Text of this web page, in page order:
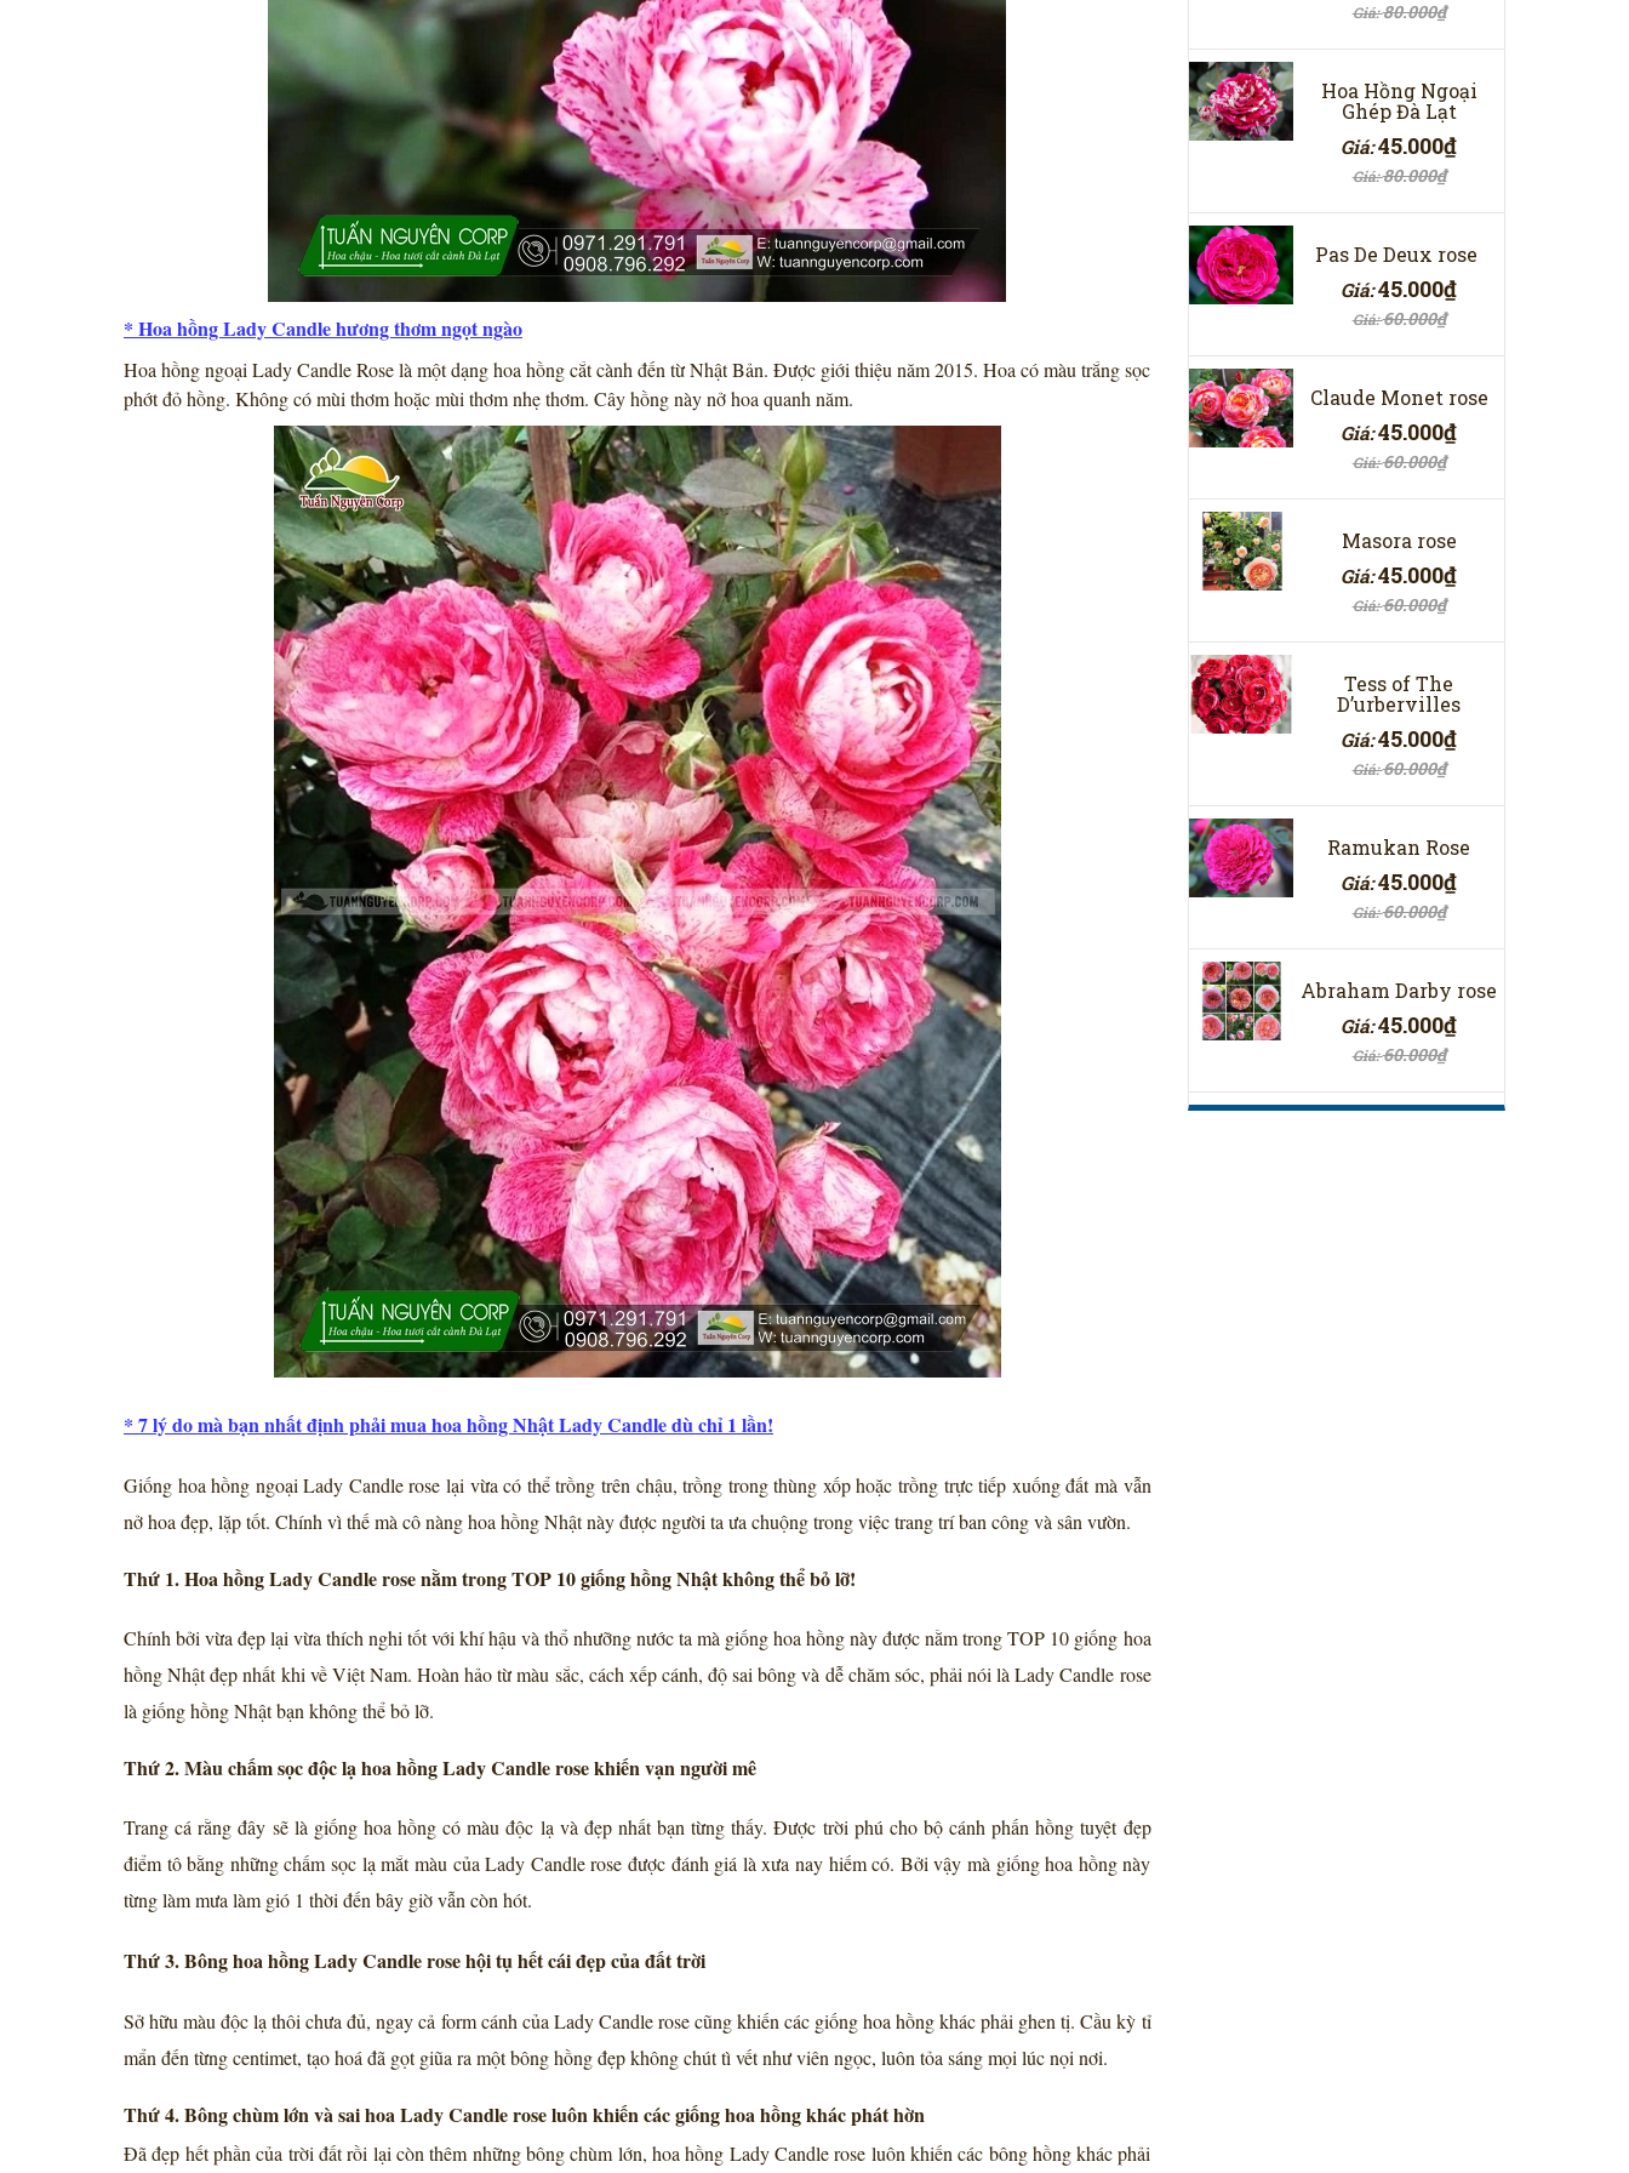
* Hoa hồng Lady Candle hương thơm ngọt ngào
Hoa hồng ngoại Lady Candle Rose là một dạng hoa hồng cắt cành đến từ Nhật Bản. Được giới thiệu năm 2015. Hoa có màu trắng sọc
phớt đỏ hồng. Không có mùi thơm hoặc mùi thơm nhẹ thơm. Cây hồng này nở hoa quanh năm.
* 7 lý do mà bạn nhất định phải mua hoa hồng Nhật Lady Candle dù chỉ 1 lần!
Giống hoa hồng ngoại Lady Candle rose lại vừa có thể trồng trên chậu, trồng trong thùng xốp hoặc trồng trực tiếp xuống đất mà vẫn
nở hoa đẹp, lặp tốt. Chính vì thế mà cô nàng hoa hồng Nhật này được người ta ưa chuộng trong việc trang trí ban công và sân vườn.
Thứ 1. Hoa hồng Lady Candle rose nằm trong TOP 10 giống hồng Nhật không thể bỏ lỡ!
Chính bởi vừa đẹp lại vừa thích nghi tốt với khí hậu và thổ nhưỡng nước ta mà giống hoa hồng này được nằm trong TOP 10 giống hoa
hồng Nhật đẹp nhất khi về Việt Nam. Hoàn hảo từ màu sắc, cách xếp cánh, độ sai bông và dễ chăm sóc, phải nói là Lady Candle rose
là giống hồng Nhật bạn không thể bỏ lỡ.
Thứ 2. Màu chấm sọc độc lạ hoa hồng Lady Candle rose khiến vạn người mê
Trang cá rằng đây sẽ là giống hoa hồng có màu độc lạ và đẹp nhất bạn từng thấy. Được trời phú cho bộ cánh phấn hồng tuyệt đẹp
điểm tô bằng những chấm sọc lạ mắt màu của Lady Candle rose được đánh giá là xưa nay hiếm có. Bởi vậy mà giống hoa hồng này
từng làm mưa làm gió 1 thời đến bây giờ vẫn còn hót.
Thứ 3. Bông hoa hồng Lady Candle rose hội tụ hết cái đẹp của đất trời
Sở hữu màu độc lạ thôi chưa đủ, ngay cả form cánh của Lady Candle rose cũng khiến các giống hoa hồng khác phải ghen tị. Cầu kỳ tỉ
mẩn đến từng centimet, tạo hoá đã gọt giũa ra một bông hồng đẹp không chút tì vết như viên ngọc, luôn tỏa sáng mọi lúc nọi nơi.
Thứ 4. Bông chùm lớn và sai hoa Lady Candle rose luôn khiến các giống hoa hồng khác phát hờn
Đã đẹp hết phần của trời đất rồi lại còn thêm những bông chùm lớn, hoa hồng Lady Candle rose luôn khiến các bông hồng khác phải
Giá:80.000₫
Hoa Hồng Ngoại
Ghép Đà Lạt
Giá:45.000₫
Giá:80.000₫
Pas De Deux rose
Giá:45.000₫
Giá:60.000₫
Claude Monet rose
Giá:45.000₫
Giá:60.000₫
Masora rose
Giá:45.000₫
Giá:60.000₫
Tess of The
D’urbervilles
Giá:45.000₫
Giá:60.000₫
Ramukan Rose
Giá:45.000₫
Giá:60.000₫
Abraham Darby rose
Giá:45.000₫
Giá:60.000₫